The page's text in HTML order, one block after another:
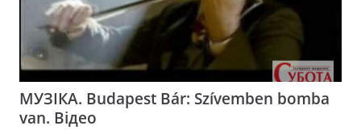
МУЗІКА. Budapest Bár: Szívemben bomba
van. Відео